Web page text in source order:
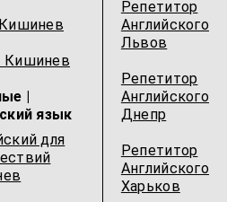
Кишинев
|
язык
для
Репетитор
Английского
Львов
Репетитор
Английского
Днепр
Репетитор
Английского
Харьков